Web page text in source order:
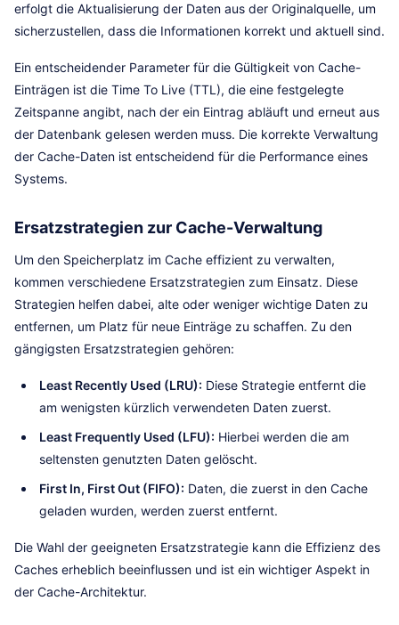
erfolgt die Aktualisierung der Daten aus der Originalquelle, um
sicherzustellen, dass die Informationen korrekt und aktuell sind.
Ein entscheidender Parameter für die Gültigkeit von Cache-
Einträgen ist die Time To Live (TTL), die eine festgelegte
Zeitspanne angibt, nach der ein Eintrag abläuft und erneut aus
der Datenbank gelesen werden muss. Die korrekte Verwaltung
der Cache-Daten ist entscheidend für die Performance eines
Systems.
Ersatzstrategien zur Cache-Verwaltung
Um den Speicherplatz im Cache effizient zu verwalten,
kommen verschiedene Ersatzstrategien zum Einsatz. Diese
Strategien helfen dabei, alte oder weniger wichtige Daten zu
entfernen, um Platz für neue Einträge zu schaffen. Zu den
gängigsten Ersatzstrategien gehören:
Least Recently Used (LRU): Diese Strategie entfernt die
am wenigsten kürzlich verwendeten Daten zuerst.
Least Frequently Used (LFU): Hierbei werden die am
seltensten genutzten Daten gelöscht.
First In, First Out (FIFO): Daten, die zuerst in den Cache
geladen wurden, werden zuerst entfernt.
Die Wahl der geeigneten Ersatzstrategie kann die Effizienz des
Caches erheblich beeinflussen und ist ein wichtiger Aspekt in
der Cache-Architektur.